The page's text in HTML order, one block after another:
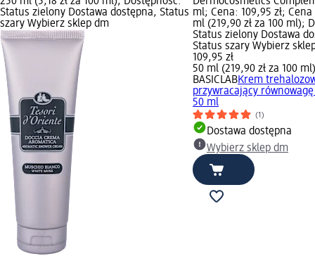
Status zielony Dostawa dostępna, Status
szary Wybierz sklep dm
ml; Cena: 109,95 zł;
ml (219,90 zł za 100 ml);
Status zielony Dostawa
Status szary Wybierz
109,95 zł
50 ml (219,90 zł za 100 ml)
BASICLABKrem
przywracający
50 ml
(1)
Dostawa dostępna
Wybierz sklep dm